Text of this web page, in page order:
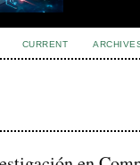
CURRENT